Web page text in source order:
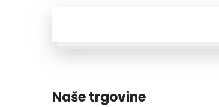
Naše trgovine